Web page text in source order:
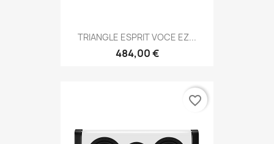
TRIANGLE ESPRIT VOCE EZ...
484,00 €
favorite_border